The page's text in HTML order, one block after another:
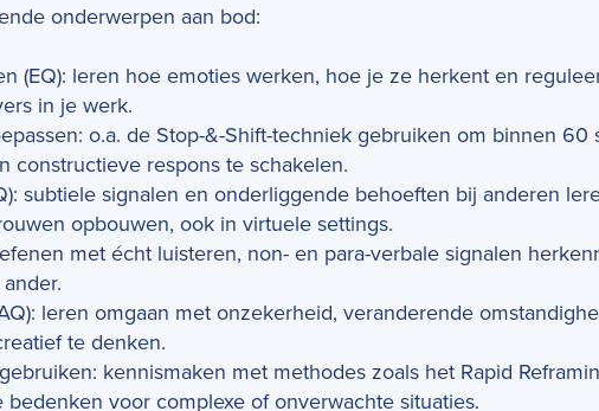
onderwerpen aan bod:
(EQ): leren hoe emoties werken, hoe je ze herkent en
in je werk.
o.a. de Stop-&-Shift-techniek gebruiken om binnen 60
constructieve respons te schakelen.
subtiele signalen en onderliggende behoeften bij anderen
opbouwen, ook in virtuele settings.
met écht luisteren, non- en para-verbale signalen
leren omgaan met onzekerheid, veranderende
te denken.
kennismaken met methodes zoals het Rapid
voor complexe of onverwachte situaties.